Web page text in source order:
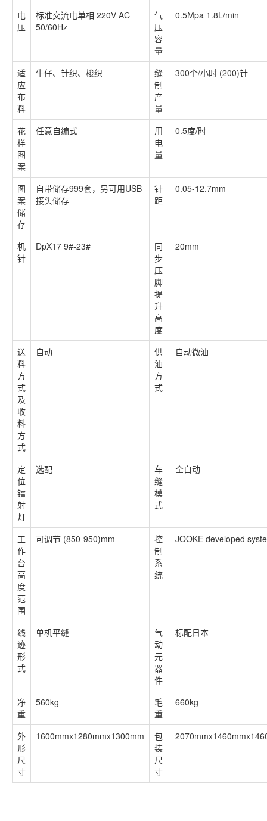
电
压
标准交流电单相 220V AC
50/60Hz
气
压
容
量
0.5Mpa 1.8L/min
适
应
布
料
牛仔、针织、梭织
缝
制
产
量
300个/小时 (200)针
花
样
图
案
任意自编式
用
电
量
0.5度/时
图
案
储
存
自带储存999套，另可用USB
接头储存
针
距
0.05-12.7mm
机
针
DpX17 9#-23#
同
步
压
脚
提
升
高
度
20mm
送
料
方
式
及
收
料
方
式
自动
供
油
方
式
自动微油
定
位
镭
射
灯
选配
车
缝
模
式
全自动
工
作
台
高
度
范
围
可调节 (850-950)mm
控
制
系
统
JOOKE developed
线
迹
形
式
单机平缝
气
动
元
器
件
标配日本
净
重
560kg
毛
重
660kg
外
形
尺
寸
1600mmx1280mmx1300mm
包
装
尺
寸